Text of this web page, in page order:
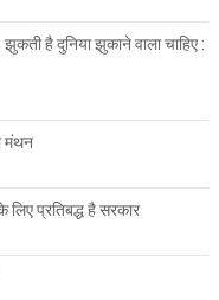
झुकती है दुनिया झुकाने वाला चाहिए :
मंथन
प्रतिबद्ध है सरकार